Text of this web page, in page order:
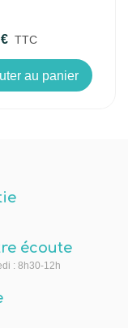
TTC
au panier
écoute
: 8h30-12h